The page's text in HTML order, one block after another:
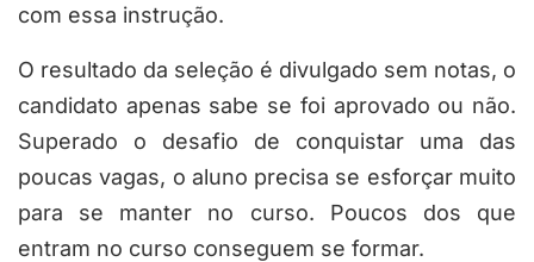
com essa instrução.
O resultado da seleção é divulgado sem notas, o
candidato apenas sabe se foi aprovado ou não.
Superado o desafio de conquistar uma das
poucas vagas, o aluno precisa se esforçar muito
para se manter no curso. Poucos dos que
entram no curso conseguem se formar.